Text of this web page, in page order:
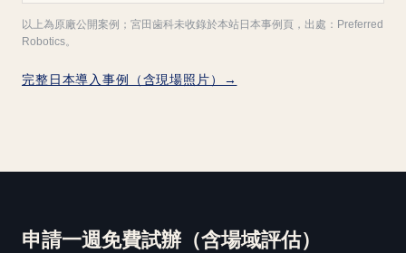
以上為原廠公開案例；宮田歯科未收錄於本站日本事例頁，出處：Preferred
Robotics。
完整日本導入事例（含現場照片）→
申請一週免費試辦（含場域評估）